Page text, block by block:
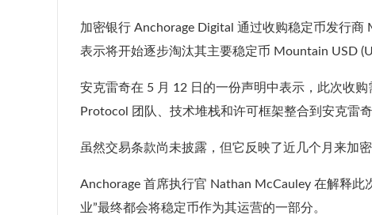
加密银行 Anchorage Digital 通过收购稳定币发行
表示将开始逐步淘汰其主要稳定币 Mountain USD
安克雷奇在 5 月 12 日的一份声明中表示 ，此次收
Protocol 团队、技术堆栈和许可框架整合到安克雷
虽然交易条款尚未披露，但它反映了近几个月来加
Anchorage 首席执行官 Nathan McCauley 在解释
业”最终都会将稳定币作为其运营的一部分。